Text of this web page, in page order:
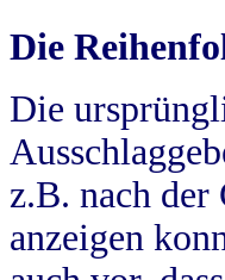
Die
Die
z.B. nach
anzeigen